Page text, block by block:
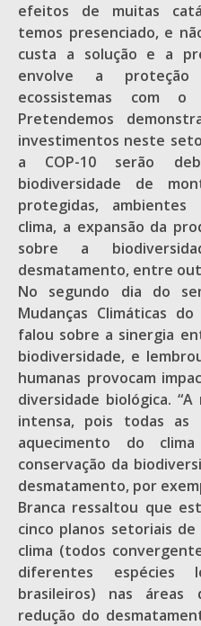
efeitos de muitas
temos presenciado, e
custa a solução e a
envolve a
ecossistemas com o
Pretendemos
investimentos neste
a COP-10 serão
biodiversidade de
protegidas, ambientes
clima, a expansão da
sobre a
desmatamento, entre
No segundo dia do
Mudanças Climáticas
falou sobre a sinergia
biodiversidade, e
humanas provocam
diversidade biológica.
intensa, pois todas as
aquecimento do
conservação da
desmatamento, por
Branca ressaltou que
cinco planos setoriais
clima (todos
diferentes espécies
brasileiros) nas áreas
redução do